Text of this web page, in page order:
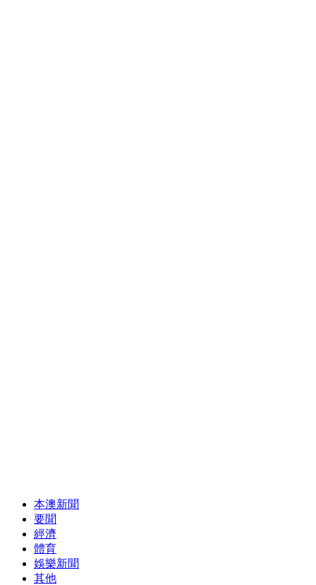
本澳新聞
要聞
經濟
體育
娛樂新聞
其他